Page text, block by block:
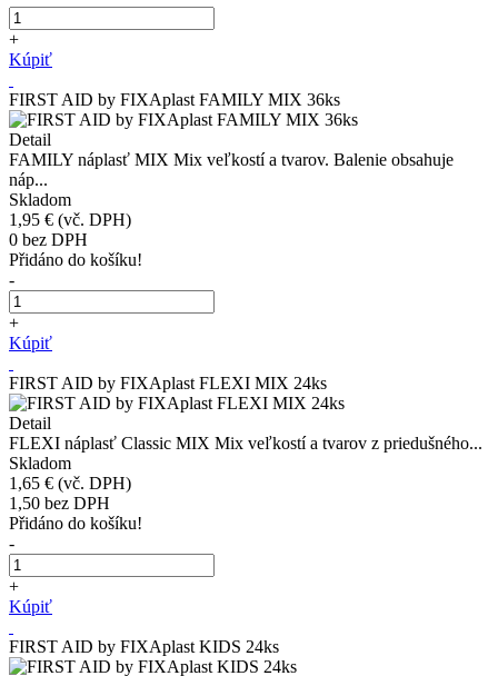
+
Kúpiť
FIRST AID by FIXAplast FAMILY MIX 36ks
Detail
FAMILY náplasť MIX Mix veľkostí a tvarov. Balenie obsahuje
náp...
Skladom
1,95 € (vč. DPH)
0 bez DPH
Přidáno do košíku!
-
+
Kúpiť
FIRST AID by FIXAplast FLEXI MIX 24ks
Detail
FLEXI náplasť Classic MIX Mix veľkostí a tvarov z priedušného...
Skladom
1,65 € (vč. DPH)
1,50 bez DPH
Přidáno do košíku!
-
+
Kúpiť
FIRST AID by FIXAplast KIDS 24ks